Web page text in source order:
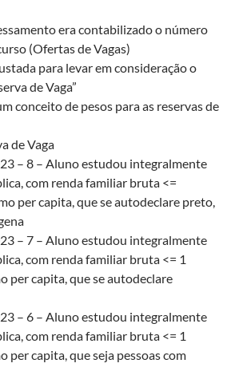
era contabilizado o número
(Ofertas de Vagas)
para levar em consideração o
de Vaga”
conceito de pesos para as reservas de
de Vaga
– 8 – Aluno estudou integralmente
com renda familiar bruta <=
per capita, que se autodeclare preto,
– 7 – Aluno estudou integralmente
com renda familiar bruta <= 1
per capita, que se autodeclare
– 6 – Aluno estudou integralmente
com renda familiar bruta <= 1
per capita, que seja pessoas com